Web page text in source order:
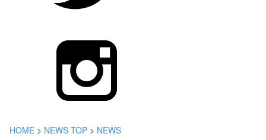
HOME > NEWS TOP > NEWS